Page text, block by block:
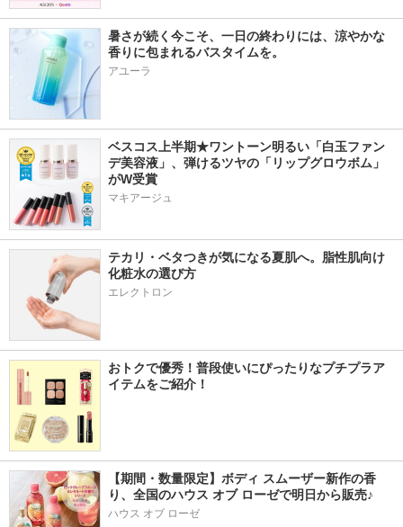
暑さが続く今こそ、一日の終わりには、涼やかな
香りに包まれるバスタイムを。
アユーラ
ベスコス上半期★ワントーン明るい「白玉ファン
デ美容液」、弾けるツヤの「リップグロウボム」
がW受賞
マキアージュ
テカリ・ベタつきが気になる夏肌へ。脂性肌向け
化粧水の選び方
エレクトロン
おトクで優秀！普段使いにぴったりなプチプラア
イテムをご紹介！
【期間・数量限定】ボディ スムーザー新作の香
り、全国のハウス オブ ローゼで明日から販売♪
ハウス オブ ローゼ